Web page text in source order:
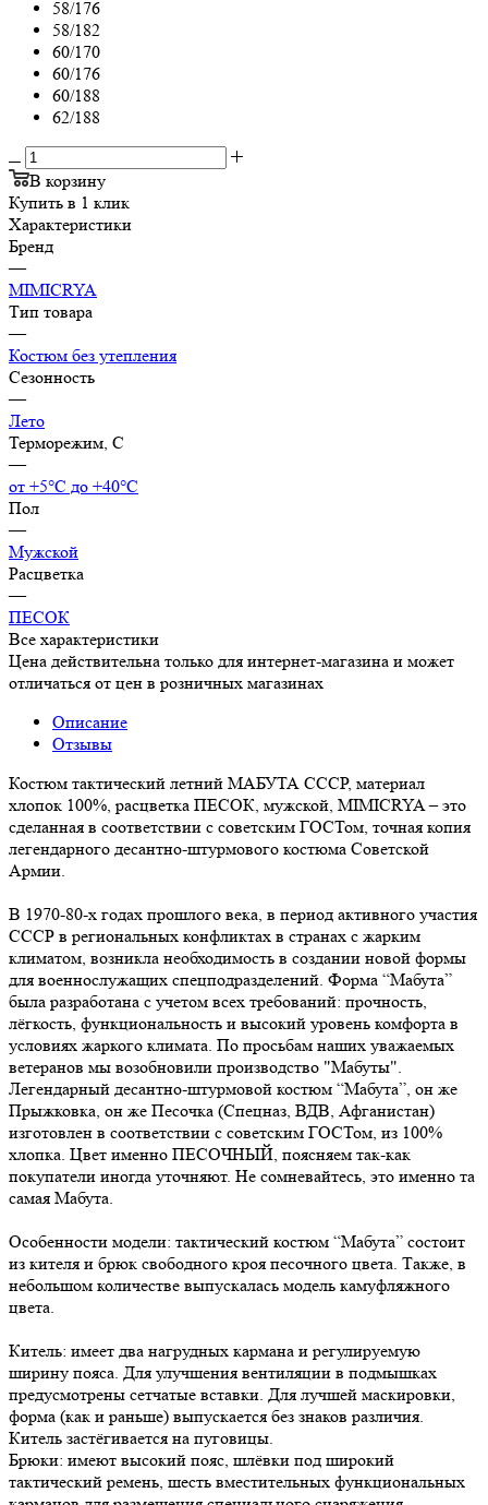
58/176
58/182
60/170
60/176
60/188
62/188
В корзину
Купить в 1 клик
Характеристики
Бренд
—
MIMICRYA
Тип товара
—
Костюм без утепления
Сезонность
—
Лето
Терморежим, C
—
от +5°С до +40°С
Пол
—
Мужской
Расцветка
—
ПЕСОК
Все характеристики
Цена действительна только для интернет-магазина и может
отличаться от цен в розничных магазинах
Описание
Отзывы
Костюм тактический летний МАБУТА СССР, материал
хлопок 100%, расцветка ПЕСОК, мужской, MIMICRYA – это
сделанная в соответствии с советским ГОСТом, точная копия
легендарного десантно-штурмового костюма Советской
Армии.
В 1970-80-х годах прошлого века, в период активного участия
СССР в региональных конфликтах в странах с жарким
климатом, возникла необходимость в создании новой формы
для военнослужащих спецподразделений. Форма “Мабута”
была разработана с учетом всех требований: прочность,
лёгкость, функциональность и высокий уровень комфорта в
условиях жаркого климата. По просьбам наших уважаемых
ветеранов мы возобновили производство "Мабуты".
Легендарный десантно-штурмовой костюм “Мабута”, он же
Прыжковка, он же Песочка (Спецназ, ВДВ, Афганистан)
изготовлен в соответствии с советским ГОСТом, из 100%
хлопка. Цвет именно ПЕСОЧНЫЙ, поясняем так-как
покупатели иногда уточняют. Не сомневайтесь, это именно та
самая Мабута.
Особенности модели: тактический костюм “Мабута” состоит
из кителя и брюк свободного кроя песочного цвета. Также, в
небольшом количестве выпускалась модель камуфляжного
цвета.
Китель: имеет два нагрудных кармана и регулируемую
ширину пояса. Для улучшения вентиляции в подмышках
предусмотрены сетчатые вставки. Для лучшей маскировки,
форма (как и раньше) выпускается без знаков различия.
Китель застёгивается на пуговицы.
Брюки: имеют высокий пояс, шлёвки под широкий
тактический ремень, шесть вместительных функциональных